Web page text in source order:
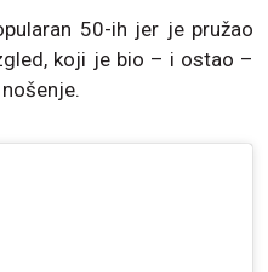
50-ih jer je pružao
koji je bio – i ostao –